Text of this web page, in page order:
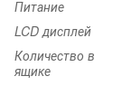
Питание
LCD дисплей
Количество в
ящике